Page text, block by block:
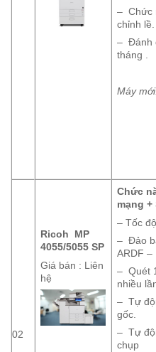
– Chức
chỉnh lề.
– Đánh
tháng .
Máy
02
Ricoh MP
4055/5055 SP
Giá bán : Liên
hệ
Chức
mạng +
– Tốc
– Đảo
ARDF –
– Quét
nhiều
– Tự
gốc.
– Tự
chụp